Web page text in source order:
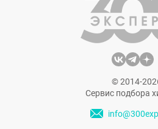
© 2014-
Сервис подбора